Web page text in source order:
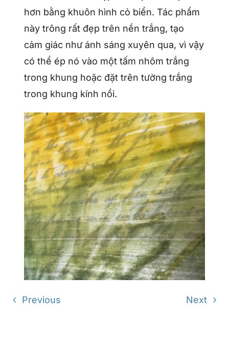
hơn bằng khuôn hình cỏ biển. Tác phẩm
này trông rất đẹp trên nền trắng, tạo
cảm giác như ánh sáng xuyên qua, vì vậy
có thể ép nó vào một tấm nhôm trắng
trong khung hoặc đặt trên tường trắng
trong khung kính nổi.
Previous Next